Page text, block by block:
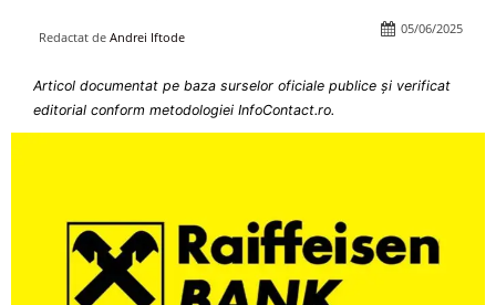
Redactat de Andrei Iftode
05/06/2025
Articol documentat pe baza surselor oficiale publice și verificat
editorial conform metodologiei InfoContact.ro.